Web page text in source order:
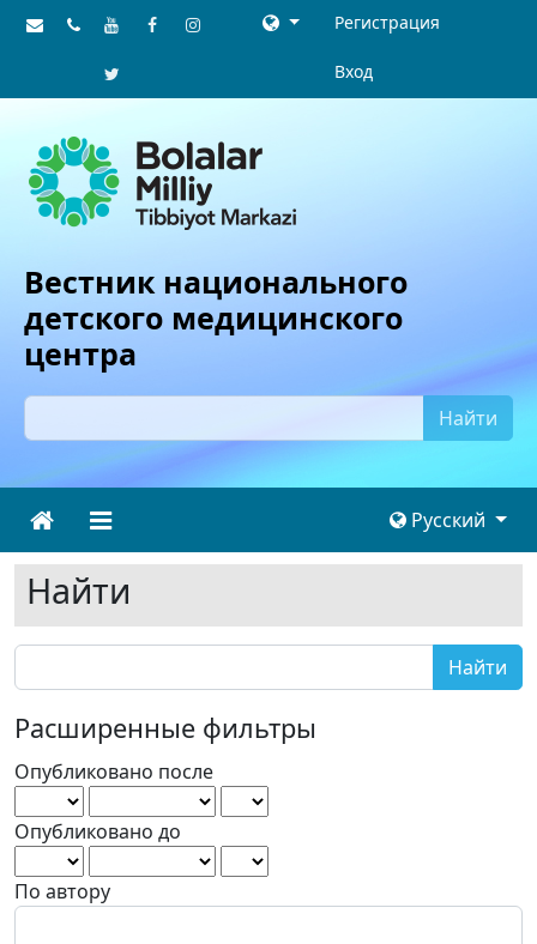
Регистрация
Вход
Вестник национального
детского медицинского
центра
Найти
Русский
Найти
Поиск
статей
Найти
Расширенные фильтры
Опубликовано после
Опубликовано до
По автору